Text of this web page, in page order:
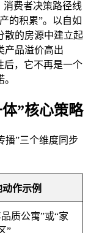
消费者决策路径线
的积累”。以自如
散的房源中建立起
产品溢价高出
后，它不再是一个
”核心策略
播”三个维度同步
作示例
质公寓”或“家
”